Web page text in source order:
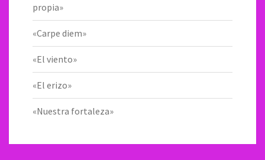
propia»
«Carpe diem»
«El viento»
«El erizo»
«Nuestra fortaleza»